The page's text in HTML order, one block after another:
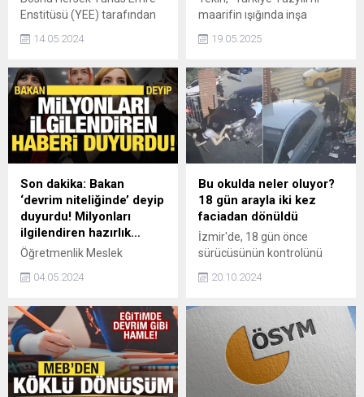
Enstitüsü (YEE) tarafından
"Tercihim Türkçe" programı
başarılı olan öğrenciler genel
sınavda dereceye girmek
için yarıştı.
14.05.2024
maarifin ışığında inşa
Atatürk'ü Anma, Gençlik ve
mesaj yayımladı.
19.05.2025
Son dakika: Bakan
‘devrim niteliğinde’ deyip
duyurdu! Milyonları
ilgilendiren hazırlık…
Öğretmenlik Meslek
niteliğinde düzenlemeler
Eğitim Bakanı Yusuf Tekin,
üzerinde çalıştıkları taslağın
ayrıntılarını anlattı.
04.05.2024
Bu okulda neler oluyor?
18 gün arayla iki kez
faciadan dönüldü
İzmir'de, 18 gün önce
sürücüsünün kontrolünü
kırarak içeri girmiş, 1 öğrenci
neden olmuştu. Aynı okulda
bu kez el freni çekilmeyen
otomobil, hareket ederek
okulun bahçe kapısını kırdı
ve içeriye daldı.
20.10.2024